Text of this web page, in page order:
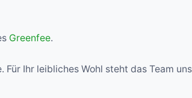
Greenfee.
Ihr leibliches Wohl steht das Team